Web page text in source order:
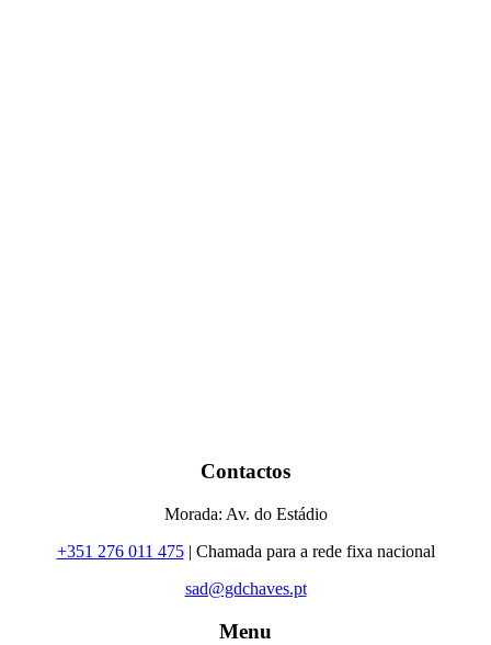
Contactos
Morada: Av. do Estádio
+351 276 011 475| Chamada para a rede fixa nacional
sad@gdchaves.pt
Menu